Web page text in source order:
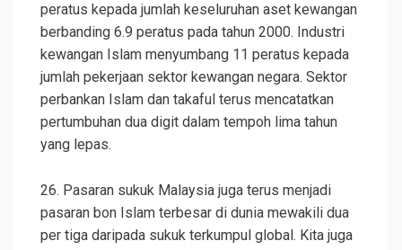
peratus kepada jumlah keseluruhan aset kewangan
berbanding 6.9 peratus pada tahun 2000. Industri
kewangan Islam menyumbang 11 peratus kepada
jumlah pekerjaan sektor kewangan negara. Sektor
perbankan Islam dan takaful terus mencatatkan
pertumbuhan dua digit dalam tempoh lima tahun
yang lepas.
26. Pasaran sukuk Malaysia juga terus menjadi
pasaran bon Islam terbesar di dunia mewakili dua
per tiga daripada sukuk terkumpul global. Kita juga